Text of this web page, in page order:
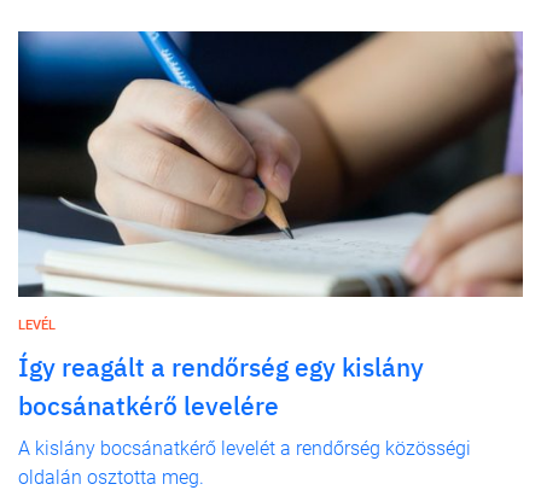
LEVÉL
Így reagált a rendőrség egy kislány
bocsánatkérő levelére
A kislány bocsánatkérő levelét a rendőrség közösségi
oldalán osztotta meg.